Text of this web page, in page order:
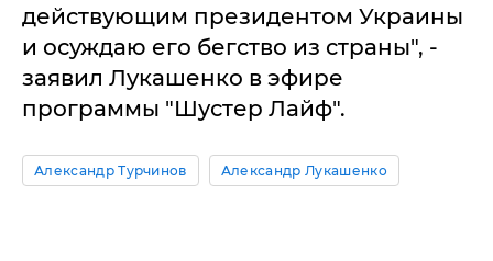
действующим президентом Украины
и осуждаю его бегство из страны", -
заявил Лукашенко в эфире
программы "Шустер Лайф".
Александр Турчинов Александр Лукашенко